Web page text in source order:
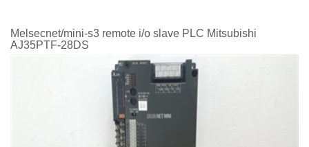
Melsecnet/mini-s3 remote i/o slave PLC Mitsubishi
AJ35PTF-28DS